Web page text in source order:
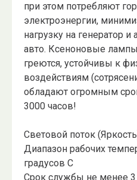
при этом потребляют
электроэнергии,
нагрузку на генератор
авто. Ксеноновые
греются, устойчивы к
воздействиям
обладают огромным
3000 часов!
Световой поток
Диапазон рабочих
градусов C
Срок службы не менее 3